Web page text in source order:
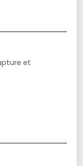
et